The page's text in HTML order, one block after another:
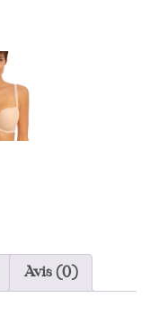
Avis (0)